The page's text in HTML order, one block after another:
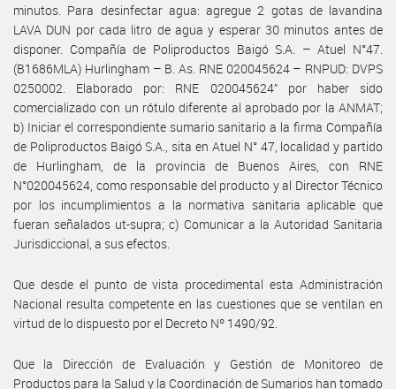
minutos. Para desinfectar agua: agregue 2 gotas de lavandina
LAVA DUN por cada litro de agua y esperar 30 minutos antes de
disponer. Compañía de Poliproductos Baigó S.A. – Atuel N°47.
(B1686MLA) Hurlingham – B. As. RNE 020045624 – RNPUD: DVPS
0250002. Elaborado por: RNE 020045624” por haber sido
comercializado con un rótulo diferente al aprobado por la ANMAT;
b) Iniciar el correspondiente sumario sanitario a la firma Compañía
de Poliproductos Baigó S.A., sita en Atuel N° 47, localidad y partido
de Hurlingham, de la provincia de Buenos Aires, con RNE
N°020045624, como responsable del producto y al Director Técnico
por los incumplimientos a la normativa sanitaria aplicable que
fueran señalados ut-supra; c) Comunicar a la Autoridad Sanitaria
Jurisdiccional, a sus efectos.
Que desde el punto de vista procedimental esta Administración
Nacional resulta competente en las cuestiones que se ventilan en
virtud de lo dispuesto por el Decreto Nº 1490/92.
Que la Dirección de Evaluación y Gestión de Monitoreo de
Productos para la Salud y la Coordinación de Sumarios han tomado